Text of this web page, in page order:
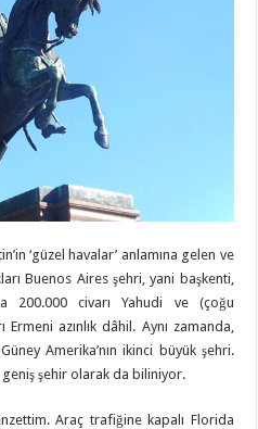
‘güzel havalar’ anlamına gelen ve
Buenos Aires şehri, yani başkenti,
200.000 civarı Yahudi ve (çoğu
azınlık dâhil. Aynı zamanda,
Amerika’nın ikinci büyük şehri.
şehir olarak da biliniyor.
Araç trafiğine kapalı Florida